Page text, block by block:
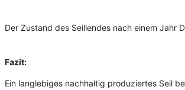
Der Zustand des Seillendes nach einem Jahr
Fazit:
Ein langlebiges nachhaltig produziertes Seil